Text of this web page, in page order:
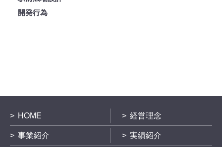
開発行為
HOME 経営理念
事業紹介 実績紹介